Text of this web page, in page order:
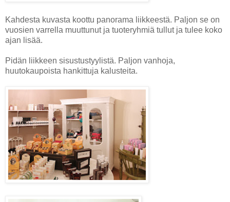
Kahdesta kuvasta koottu panorama liikkeestä. Paljon se on
vuosien varrella muuttunut ja tuoteryhmiä tullut ja tulee koko
ajan lisää.
Pidän liikkeen sisustustyylistä. Paljon vanhoja,
huutokaupoista hankittuja kalusteita.